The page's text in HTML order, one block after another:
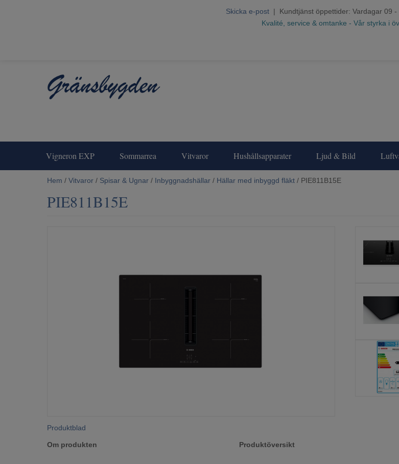
Skicka e-post | Kundtjänst öppettider: Vardagar 09
Kvalité, service & omtanke - Vår styrka i
Vigneron EXP Sommarrea Vitvaror Hushållsapparater Ljud & Bild
Hem / Vitvaror / Spisar & Ugnar / Inbyggnadshällar / Hällar med inbyggd fläkt / PIE811B15E
PIE811B15E
Produktblad
Om produkten Produktöversikt